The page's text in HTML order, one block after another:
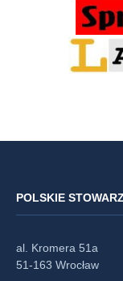
POLSKIE
al. Kromera 51a
51-163 Wrocław